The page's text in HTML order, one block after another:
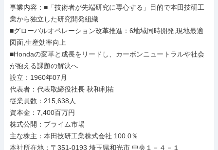
事業内容：■「技術者が先端研究に専心する」目的で本田技研工
業から独立した研究開発組織
■グローバルオペレーション改革推進：6地域同時開発,現地最適
図面,生産効率向上
■Hondaの変革と成長をリードし、カーボンニュートラルや社会
が抱える課題の解決へ
設立：1960年07月
代表者：代表取締役社長 秋和利祐
従業員数：215,638人
資本金：7,400百万円
株式公開：プライム市場
主な株主：本田技研工業株式会社 100.0％
本社所在地：〒351-0193 埼玉県和光市 中央１－４－１